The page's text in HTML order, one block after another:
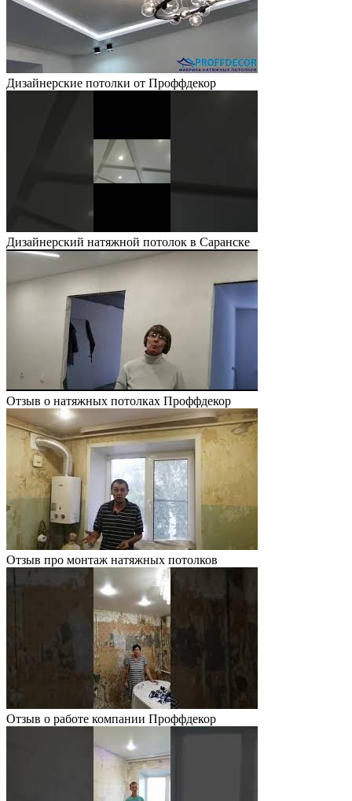
Дизайнерские потолки от Проффдекор
Дизайнерский натяжной потолок в Саранске
Отзыв о натяжных потолках Проффдекор
Отзыв про монтаж натяжных потолков
Отзыв о работе компании Проффдекор